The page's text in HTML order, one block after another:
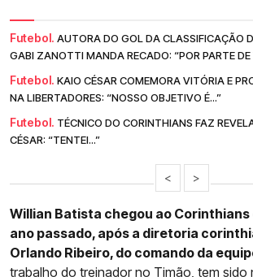
Futebol. AUTORA DO GOL DA CLASSIFICAÇÃO
GABI ZANOTTI MANDA RECADO: “POR PARTE DE
Futebol. KAIO CÉSAR COMEMORA VITÓRIA E
NA LIBERTADORES: “NOSSO OBJETIVO É...”
Futebol. TÉCNICO DO CORINTHIANS FAZ
CÉSAR: “TENTEI...”
< >
Willian Batista chegou ao Corinthians
ano passado, após a diretoria
Orlando Ribeiro, do comando da
trabalho do treinador no Timão, tem sido